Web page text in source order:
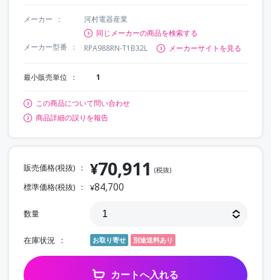
メーカー
河村電器産業
同じメーカーの商品を検索する
メーカー型番
RPA988RN-T1B32L メーカーサイトを見る
最小販売単位 1
この商品について問い合わせ
商品詳細の誤りを報告
販売価格(税抜) ¥70,911 (税抜)
標準価格(税抜) ¥84,700
数量
在庫状況 お取り寄せ 別途送料あり
カートへ入れる